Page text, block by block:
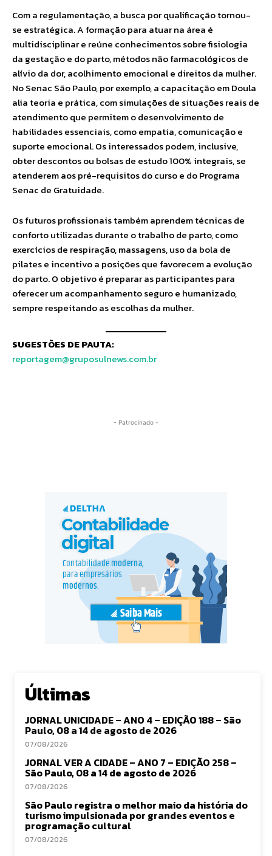
Com a regulamentação, a busca por qualificação tornou-
se estratégica. A formação para atuar na área é
multidisciplinar e reúne conhecimentos sobre fisiologia
da gestação e do parto, métodos não farmacológicos de
alívio da dor, acolhimento emocional e direitos da mulher.
No Senac São Paulo, por exemplo, a capacitação em Doula
alia teoria e prática, com simulações de situações reais de
atendimento que permitem o desenvolvimento de
habilidades essenciais, como empatia, comunicação e
suporte emocional. Os interessados podem, inclusive,
obter descontos ou bolsas de estudo 100% integrais, se
atenderem aos pré-requisitos do curso e do Programa
Senac de Gratuidade.
Os futuros profissionais também aprendem técnicas de
conforto utilizadas durante o trabalho de parto, como
exercícios de respiração, massagens, uso da bola de
pilates e incentivo a posições que favorecem a evolução
do parto. O objetivo é preparar as participantes para
oferecer um acompanhamento seguro e humanizado,
sempre respeitando as escolhas da mulher.
SUGESTÕES DE PAUTA:
reportagem@gruposulnews.com.br
- Patrocinado -
Últimas
JORNAL UNICIDADE – ANO 4 – EDIÇÃO 188 – São
Paulo, 08 a 14 de agosto de 2026
07/08/2026
JORNAL VER A CIDADE – ANO 7 – EDIÇÃO 258 –
São Paulo, 08 a 14 de agosto de 2026
07/08/2026
São Paulo registra o melhor maio da história do
turismo impulsionada por grandes eventos e
programação cultural
07/08/2026